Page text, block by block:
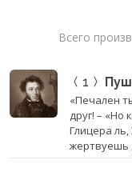
Всего
1
«Печален
друг! – «Но
Глицера
жертвуешь